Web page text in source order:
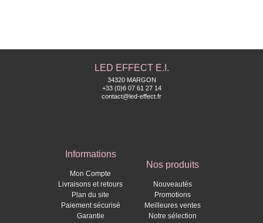
LED EFFECT E.I.
34320 MARGON
+33 (0)6 07 61 27 14
contact@led-effect.fr
Informations
Mon Compte
Livraisons et retours
Plan du site
Paiement sécurisé
Garantie
Nos produits
Nouveautés
Promotions
Meilleures ventes
Notre sélection